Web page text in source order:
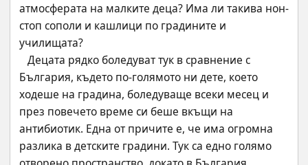
атмосферата на малките деца? Има ли такива нон-
стоп сополи и кашлици по градините и
училищата?
България, където по-голямото ни дете, което
ходеше на градина, боледуваще всеки месец и
през повечето време си беше вкъщи на
антибиотик. Една от причите е, че има огромна
разлика в детските градини. Тук са едно голямо